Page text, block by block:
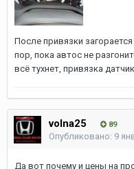
После привязки
пор, пока автос не
всё тухнет, привязка
volna25 89
Опубликовано: 9
Да вот почему и цены на